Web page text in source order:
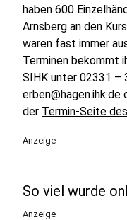
haben 600
Arnsberg an den
waren fast immer
Terminen bekommt
SIHK unter 02331 –
erben@hagen.ihk.de
der Termin-Seite
Anzeige
So viel wurde
Anzeige